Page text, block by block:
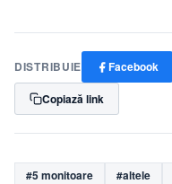
DISTRIBUIE Facebook
Copiază link
#5 monitoare #altele